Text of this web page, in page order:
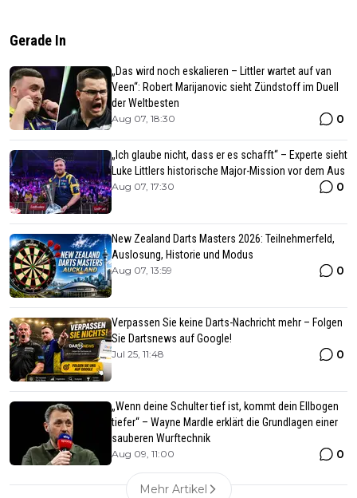
Gerade In
„Das wird noch eskalieren – Littler wartet auf van
Veen“: Robert Marijanovic sieht Zündstoff im Duell
der Weltbesten
Aug 07, 18:30 0
„Ich glaube nicht, dass er es schafft“ – Experte sieht
Luke Littlers historische Major-Mission vor dem Aus
Aug 07, 17:30 0
New Zealand Darts Masters 2026: Teilnehmerfeld,
Auslosung, Historie und Modus
Aug 07, 13:59 0
Verpassen Sie keine Darts-Nachricht mehr – Folgen
Sie Dartsnews auf Google!
Jul 25, 11:48 0
„Wenn deine Schulter tief ist, kommt dein Ellbogen
tiefer“ – Wayne Mardle erklärt die Grundlagen einer
sauberen Wurftechnik
Aug 09, 11:00 0
Mehr Artikel